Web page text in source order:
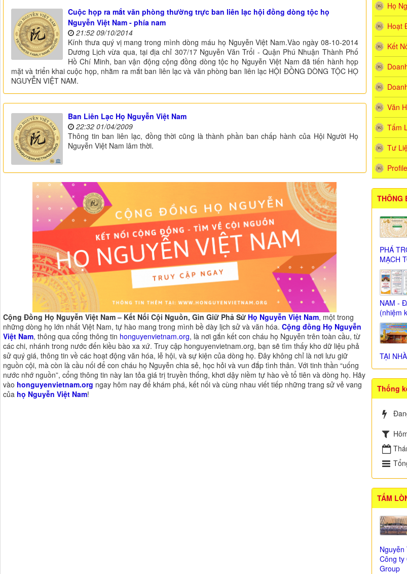
Cuộc họp ra mắt văn phòng thường trực ban liên lạc hội đồng dòng tộc họ
Nguyễn Việt Nam - phía nam
21:52 09/10/2014
Kính thưa quý vị mang trong mình dòng máu họ Nguyễn Việt Nam.Vào ngày 08-10-2014
Dương Lịch vừa qua, tại địa chỉ 307/17 Nguyễn Văn Trổi - Quận Phú Nhuận Thành Phố
Hồ Chí Minh, ban vận động cộng đồng dòng tộc họ Nguyễn Việt Nam đã tiến hành họp
mặt và triển khai cuộc họp, nhằm ra mắt ban liên lạc và văn phòng ban liên lạc HỘI ĐỒNG DÒNG TỘC HỌ
NGUYỄN VIỆT NAM.
Ban Liên Lạc Họ Nguyễn Việt Nam
22:32 01/04/2009
Thông tin ban liên lạc, đồng thời cũng là thành phần ban chấp hành của Hội Người Họ
Nguyễn Việt Nam lâm thời.
Cộng Đồng Họ Nguyễn Việt Nam – Kết Nối Cội Nguồn, Gìn Giữ Phả Sử Họ Nguyễn Việt Nam, một trong
những dòng họ lớn nhất Việt Nam, tự hào mang trong mình bề dày lịch sử và văn hóa. Cộng đồng Họ Nguyễn
Việt Nam, thông qua cổng thông tin honguyenvietnam.org, là nơi gắn kết con cháu họ Nguyễn trên toàn cầu, từ
các chi, nhánh trong nước đến kiều bào xa xứ. Truy cập honguyenvietnam.org, bạn sẽ tìm thấy kho dữ liệu phả
sử quý giá, thông tin về các hoạt động văn hóa, lễ hội, và sự kiện của dòng họ. Đây không chỉ là nơi lưu giữ
nguồn cội, mà còn là cầu nối để con cháu họ Nguyễn chia sẻ, học hỏi và vun đắp tình thân. Với tinh thần “uống
nước nhớ nguồn”, cổng thông tin này lan tỏa giá trị truyền thống, khơi dậy niềm tự hào về tổ tiên và dòng họ. Hãy
vào honguyenvietnam.org ngay hôm nay để khám phá, kết nối và cùng nhau viết tiếp những trang sử vẻ vang
của họ Nguyễn Việt Nam!
Họ
Hoạt
Kết
Văn
Tấm
Tư
THÔNG
PHÁ
MẠCH
NAM -
(nhiệm
TẠI
Thống
TẤM
Nguyễn
Công ty
Group